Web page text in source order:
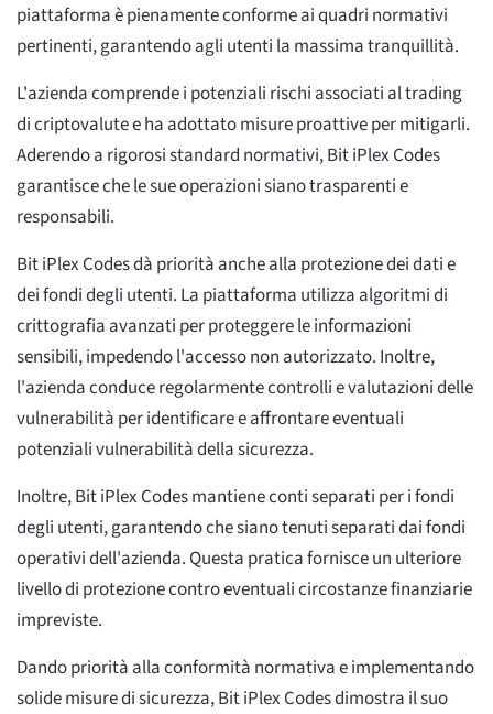
piattaforma è pienamente conforme ai quadri normativi
pertinenti, garantendo agli utenti la massima tranquillità.
L'azienda comprende i potenziali rischi associati al trading
di criptovalute e ha adottato misure proattive per mitigarli.
Aderendo a rigorosi standard normativi, Bit iPlex Codes
garantisce che le sue operazioni siano trasparenti e
responsabili.
Bit iPlex Codes dà priorità anche alla protezione dei dati e
dei fondi degli utenti. La piattaforma utilizza algoritmi di
crittografia avanzati per proteggere le informazioni
sensibili, impedendo l'accesso non autorizzato. Inoltre,
l'azienda conduce regolarmente controlli e valutazioni delle
vulnerabilità per identificare e affrontare eventuali
potenziali vulnerabilità della sicurezza.
Inoltre, Bit iPlex Codes mantiene conti separati per i fondi
degli utenti, garantendo che siano tenuti separati dai fondi
operativi dell'azienda. Questa pratica fornisce un ulteriore
livello di protezione contro eventuali circostanze finanziarie
impreviste.
Dando priorità alla conformità normativa e implementando
solide misure di sicurezza, Bit iPlex Codes dimostra il suo